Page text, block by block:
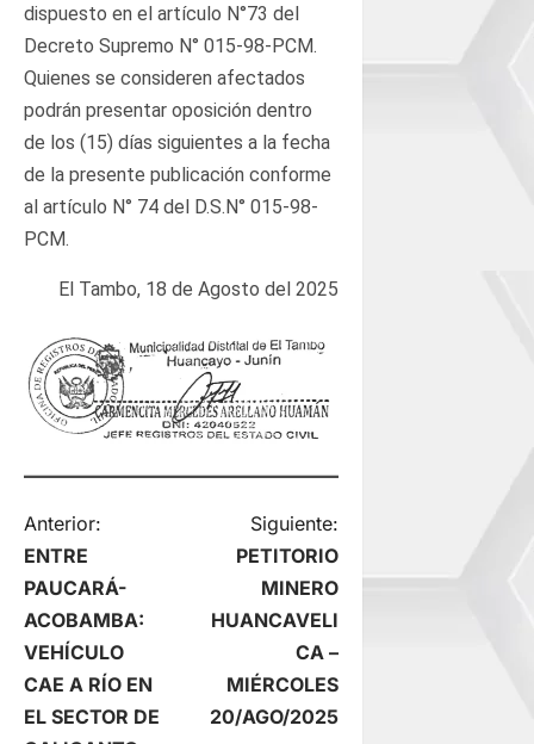
dispuesto en el artículo N°73 del
Decreto Supremo N° 015-98-PCM.
Quienes se consideren afectados
podrán presentar oposición dentro
de los (15) días siguientes a la fecha
de la presente publicación conforme
al artículo N° 74 del D.S.N° 015-98-
PCM.
El Tambo, 18 de Agosto del 2025
N
a
v
e
Anterior:
ENTRE
PAUCARÁ-
ACOBAMBA:
VEHÍCULO
CAE A RÍO EN
EL SECTOR DE
Siguiente:
PETITORIO
MINERO
HUANCAVELI
CA –
MIÉRCOLES
20/AGO/2025